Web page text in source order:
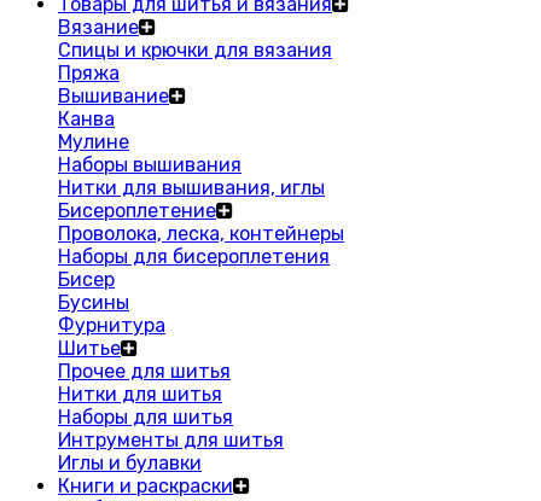
Вязание
Спицы и крючки для вязания
Пряжа
Вышивание
Канва
Мулине
Наборы вышивания
Нитки для вышивания, иглы
Бисероплетение
Проволока, леска, контейнеры
Наборы для бисероплетения
Бисер
Бусины
Фурнитура
Шитье
Прочее для шитья
Нитки для шитья
Наборы для шитья
Интрументы для шитья
Иглы и булавки
Книги и раскраски